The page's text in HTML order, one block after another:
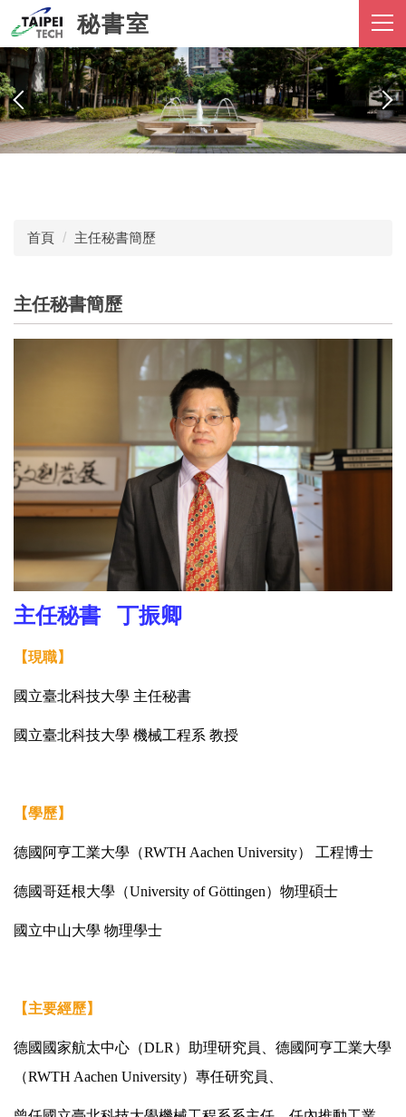
到
主
要
內
容
區
秘書室
首頁 主任秘書簡歷
主任秘書簡歷
主任秘書 丁振卿
【現職】
國立臺北科技大學 主任秘書
國立臺北科技大學 機械工程系 教授
【學歷】
德國阿亨工業大學（RWTH Aachen University） 工程博士
德國哥廷根大學（University of Göttingen）物理碩士
國立中山大學 物理學士
【主要經歷】
德國國家航太中心（DLR）助理研究員、德國阿亨工業大學
（RWTH Aachen University）專任研究員、